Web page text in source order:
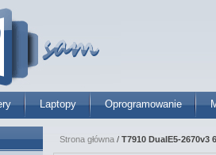
Laptopy Oprogramowanie
Strona główna / T7910 DualE5-2670v3